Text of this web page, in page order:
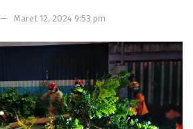
Maret 12, 2024 9:53 pm